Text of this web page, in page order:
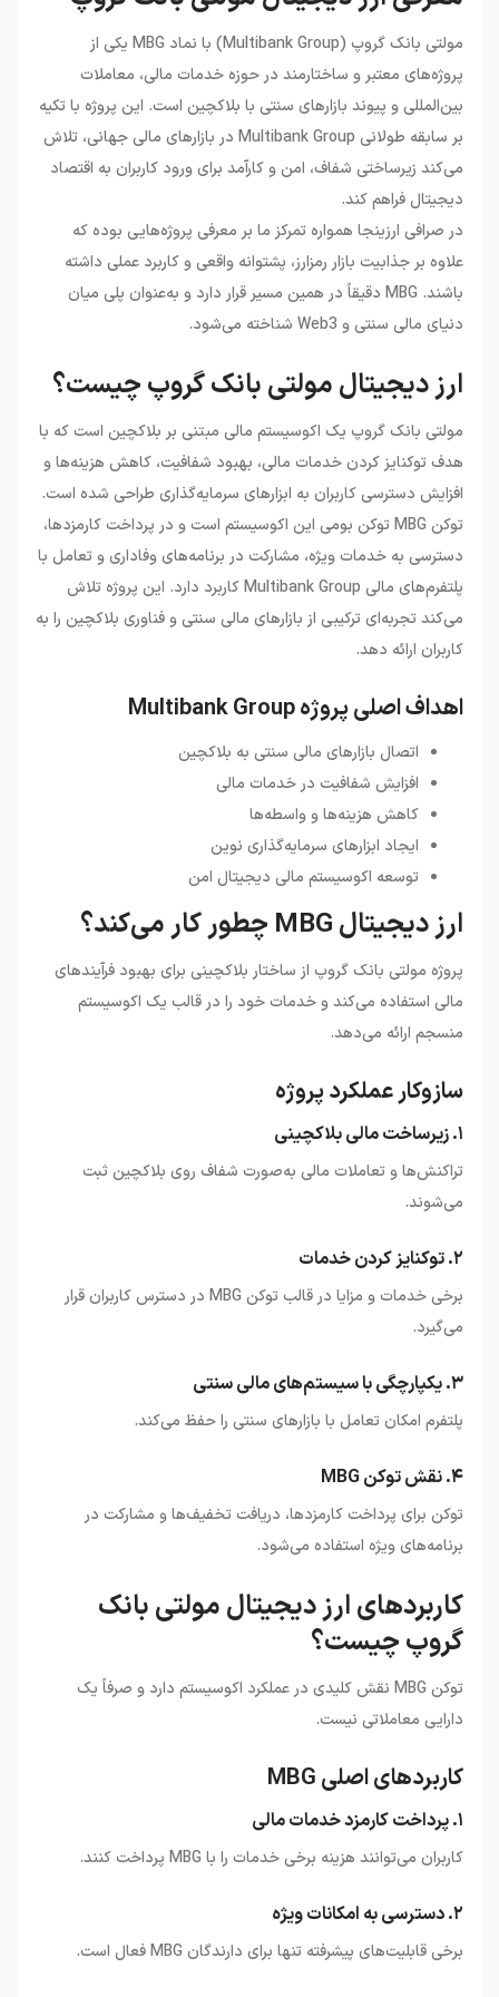
• ارز دیجیتال مولتی بانک گروپ چیست؟
•ارز دیجیتال MBG چطور کار می‌کند؟
•کاربردهای ارز دیجیتال مولتی بانک گروپ
چیست؟
•
ویژگی‌های منحصربه‌فرد رمزارز MBG
•
مزایا و معایب ارز دیجیتال مولتی بانک گروپ
• توکنومیک ارز دیجیتال MBG
•نگاهی به آینده قیمت ارز دیجیتال MBG
•خرید ارز دیجیتال MBG از صرافی ارزینجا
مولتی بانک گروپ (Multibank Group) با نماد MBG یکی از
پروژه‌های معتبر و ساختارمند در حوزه خدمات مالی، معاملات
بین‌المللی و پیوند بازارهای سنتی با بلاکچین است. این پروژه با تکیه
بر سابقه طولانی Multibank Group در بازارهای مالی جهانی، تلاش
می‌کند زیرساختی شفاف، امن و کارآمد برای ورود کاربران به اقتصاد
دیجیتال فراهم کند.
در صرافی ارزینجا همواره تمرکز ما بر معرفی پروژه‌هایی بوده که
علاوه بر جذابیت بازار رمزارز، پشتوانه واقعی و کاربرد عملی داشته
باشند. MBG دقیقاً در همین مسیر قرار دارد و به‌عنوان پلی میان
دنیای مالی سنتی و Web3 شناخته می‌شود.
ارز دیجیتال مولتی بانک گروپ چیست؟
مولتی بانک گروپ یک اکوسیستم مالی مبتنی بر بلاکچین است که با
هدف توکنایز کردن خدمات مالی، بهبود شفافیت، کاهش هزینه‌ها و
افزایش دسترسی کاربران به ابزارهای سرمایه‌گذاری طراحی شده است.
توکن MBG توکن بومی این اکوسیستم است و در پرداخت کارمزدها،
دسترسی به خدمات ویژه، مشارکت در برنامه‌های وفاداری و تعامل با
پلتفرم‌های مالی Multibank Group کاربرد دارد. این پروژه تلاش
می‌کند تجربه‌ای ترکیبی از بازارهای مالی سنتی و فناوری بلاکچین را به
کاربران ارائه دهد.
اهداف اصلی پروژه Multibank Group
اتصال بازارهای مالی سنتی به بلاکچین
افزایش شفافیت در خدمات مالی
کاهش هزینه‌ها و واسطه‌ها
ایجاد ابزارهای سرمایه‌گذاری نوین
توسعه اکوسیستم مالی دیجیتال امن
ارز دیجیتال MBG چطور کار می‌کند؟
پروژه مولتی بانک گروپ از ساختار بلاکچینی برای بهبود فرآیندهای
مالی استفاده می‌کند و خدمات خود را در قالب یک اکوسیستم
منسجم ارائه می‌دهد.
سازوکار عملکرد پروژه
۱. زیرساخت مالی بلاکچینی
تراکنش‌ها و تعاملات مالی به‌صورت شفاف روی بلاکچین ثبت
می‌شوند.
۲. توکنایز کردن خدمات
برخی خدمات و مزایا در قالب توکن MBG در دسترس کاربران قرار
می‌گیرد.
۳. یکپارچگی با سیستم‌های مالی سنتی
پلتفرم امکان تعامل با بازارهای سنتی را حفظ می‌کند.
۴. نقش توکن MBG
توکن برای پرداخت کارمزدها، دریافت تخفیف‌ها و مشارکت در
برنامه‌های ویژه استفاده می‌شود.
کاربردهای ارز دیجیتال مولتی بانک
گروپ چیست؟
توکن MBG نقش کلیدی در عملکرد اکوسیستم دارد و صرفاً یک
دارایی معاملاتی نیست.
کاربردهای اصلی MBG
۱. پرداخت کارمزد خدمات مالی
کاربران می‌توانند هزینه برخی خدمات را با MBG پرداخت کنند.
۲. دسترسی به امکانات ویژه
برخی قابلیت‌های پیشرفته تنها برای دارندگان MBG فعال است.